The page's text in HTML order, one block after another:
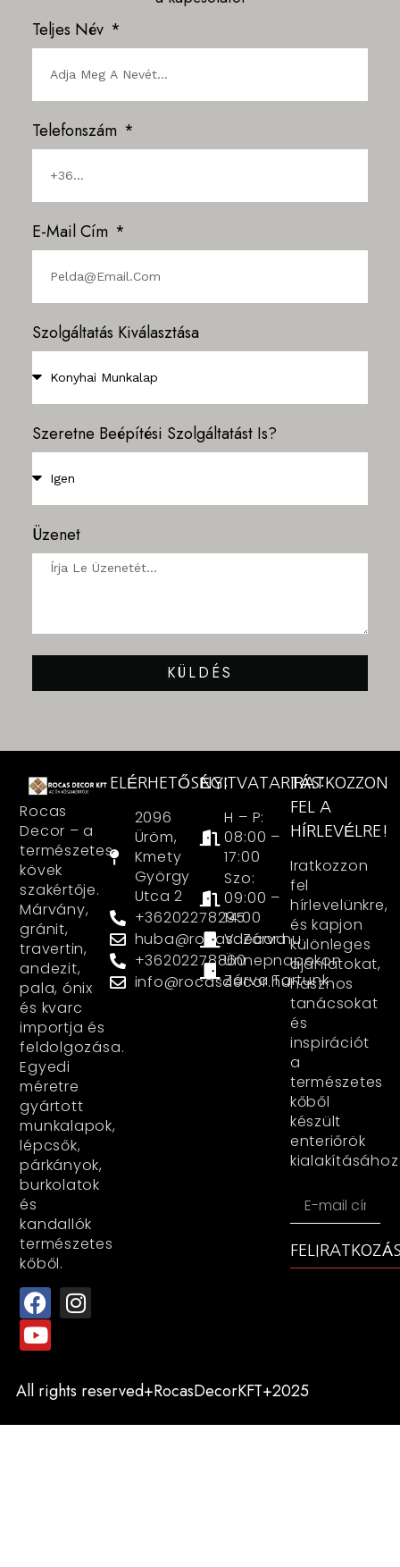
Teljes Név
Telefonszám
E-Mail Cím
Szolgáltatás Kiválasztása
Szeretne Beépítési Szolgáltatást Is?
Üzenet
KÜLDÉS
Rocas
Decor – a
természetes
kövek
szakértője.
Márvány,
gránit,
travertin,
andezit,
pala, ónix
és kvarc
importja és
feldolgozása.
Egyedi
méretre
gyártott
munkalapok,
lépcsők,
párkányok,
burkolatok
és
kandallók
természetes
kőből.
ELÉRHETŐSÉG:
2096
Üröm,
Kmety
György
Utca 2
+36202278295
huba@rocasdecor.hu
+36202278860
info@rocasdecor.hu
NYITVATARTÁS:
H – P:
08:00 –
17:00
Szo:
09:00 –
14:00
V: Zárva
Ünnepnapokon
Zárva Tartunk
IRATKOZZON
FEL A
HÍRLEVÉLRE!
Iratkozzon
fel
hírlevelünkre,
és kapjon
különleges
ajánlatokat,
hasznos
tanácsokat
és
inspirációt
a
természetes
kőből
készült
enteriőrök
kialakításához
All rights reserved+RocasDecorKFT+2025